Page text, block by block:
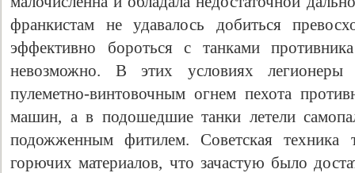
франкистам не удавалось добиться
эффективно бороться с танками
невозможно. В этих условиях легионеры
пулеметно-винтовочным огнем пехота
машин, а в подошедшие танки летели
подожженным фитилем. Советская техника
горючих материалов, что зачастую было